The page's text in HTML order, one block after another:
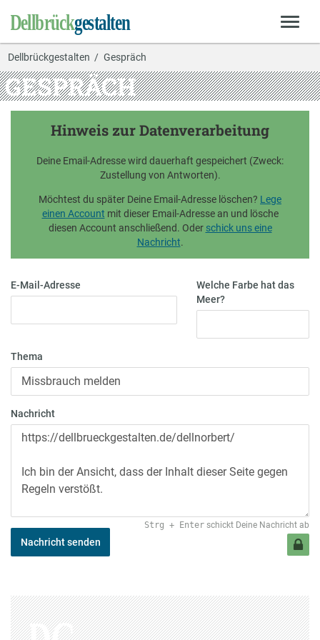
Dellbrückgestalten Gespräch
GESPRÄCH
Hinweis zur Datenverarbeitung
Deine Email-Adresse wird dauerhaft gespeichert (Zweck:
Zustellung von Antworten).
Möchtest du später Deine Email-Adresse löschen? Lege
einen Account mit dieser Email-Adresse an und lösche
diesen Account anschließend. Oder schick uns eine
Nachricht.
E-Mail-Adresse
Welche Farbe hat das
Meer?
Thema
Nachricht
Strg + Enter schickt Deine Nachricht ab
Nachricht senden